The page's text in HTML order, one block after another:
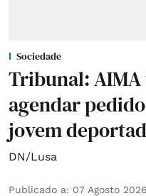
Sociedade
Tribunal: AIMA
agendar
jovem
DN/Lusa
Publicado a: 07 Agosto